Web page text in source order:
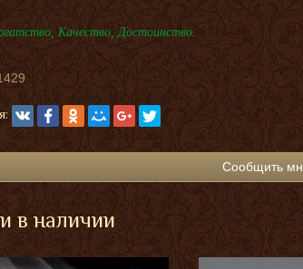
Качество, Достоинство.
Сообщить
в наличии